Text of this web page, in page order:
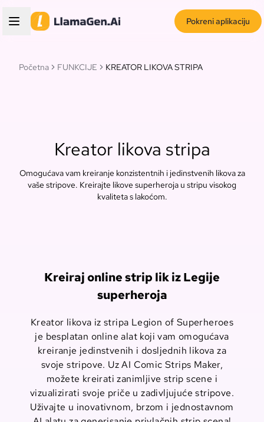
Pokreni aplikaciju
Početna FUNKCIJE KREATOR LIKOVA STRIPA
Kreator likova stripa
Omogućava vam kreiranje konzistentnih i jedinstvenih likova za
vaše stripove. Kreirajte likove superheroja u stripu visokog
kvaliteta s lakoćom.
Kreiraj online strip lik iz Legije
superheroja
Kreator likova iz stripa Legion of Superheroes
je besplatan online alat koji vam omogućava
kreiranje jedinstvenih i dosljednih likova za
svoje stripove. Uz AI Comic Strips Maker,
možete kreirati zanimljive strip scene i
vizualizirati svoje priče u zadivljujuće stripove.
Uživajte u inovativnom, brzom i jednostavnom